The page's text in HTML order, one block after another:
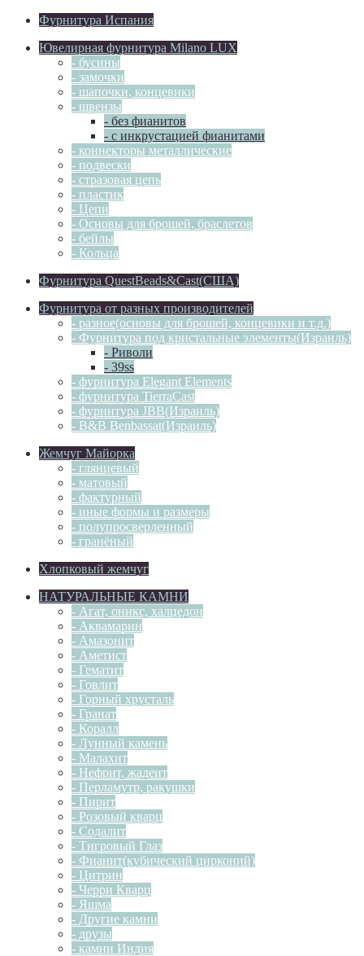
Фурнитура Испания
Ювелирная фурнитура Milano LUX
- бусины
- замочки
- шапочки, концевики
- швензы
- без фианитов
- с инкрустацией фианитами
- коннекторы металлические
- подвески
- стразовая цепь
- пластик
- Цепи
- Основы для брошей, браслетов
- бейлы
- Кольца
Фурнитура QuestBeads&Cast(США)
Фурнитура от разных производителей
- разное(основы для брошей, концевики и т.д.)
- Фурнитура под кристальные элементы(Израиль)
- Риволи
- 39ss
- фурнитура Elegant Elements
- фурнитура TierraCast
- фурнитура JBB(Израиль)
- B&B Benbassat(Израиль)
Жемчуг Майорка
- глянцевый
- матовый
- фактурный
- иные формы и размеры
- полупросверленный
- гранёный
Хлопковый жемчуг
НАТУРАЛЬНЫЕ КАМНИ
- Агат, оникс, халцедон
- Аквамарин
- Амазонит
- Аметист
- Гематит
- Говлит
- Горный хрусталь
- Гранат
- Коралл
- Лунный камень
- Малахит
- Нефрит, жадеит
- Перламутр, ракушки
- Пирит
- Розовый кварц
- Содалит
- Тигровый Глаз
- Фианит(кубический цирконий)
- Цитрин
- Черри Кварц
- Яшма
- Другие камни
- друзы
- камни Индия